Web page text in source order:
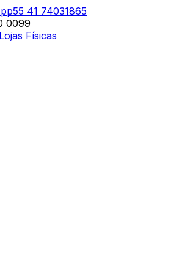
55 41 74031865
0099
Lojas Físicas